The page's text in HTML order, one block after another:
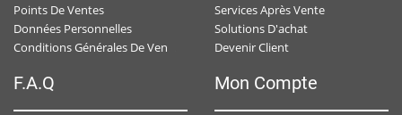
Points De Ventes
Données Personnelles
Services Après Vente
Solutions D'achat
Devenir Client
F.A.Q Mon Compte